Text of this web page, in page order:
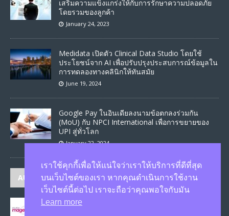
เสริมความแข็งแกร่งให้กับการรักษาความปลอดภัย
โดยรวมของลูกค้า
January 24, 2023
Medidata เปิดตัว Clinical Data Studio โดยใช้
ประโยชน์จาก AI เพื่อปรับปรุงประสบการณ์ข้อมูลใน
การทดลองทางคลินิกให้ทันสมัย
June 19, 2024
Google Pay ในอินเดียลงนามข้อตกลงร่วมกัน
(MoU) กับ NPCI International เพื่อการขยายของ
UPI สู่ทั่วโลก
January 22, 2024
AUTHORS
JASON
เราใช้คุกกี้เพื่อให้แน่ใจว่าเราให้บริการที่ดีที่สุด
บนเว็บไซต์ของเรา หากคุณดำเนินการใช้งาน
เว็บไซต์นี้ต่อไป เราจะถือว่าคุณพอใจกับมัน
Learn more